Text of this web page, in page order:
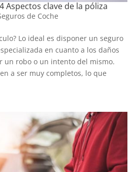
clave de la póliza
de Coche
Lo ideal es disponer un seguro
en cuanto a los daños
un robo o un intento del mismo.
a ser muy completos, lo que